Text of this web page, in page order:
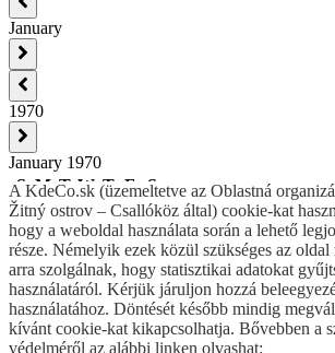
A KdeCo.sk (üzemeltetve az Oblastná
Žitný ostrov – Csallóköz által) cookie-kat
hogy a weboldal használata során a lehető
része. Némelyik ezek közül szükséges az oldal
arra szolgálnak, hogy statisztikai adatokat
használatáról. Kérjük járuljon hozzá
használatához. Döntését később mindig
kívánt cookie-kat kikapcsolhatja. Bővebben a
védelméről az alábbi linken olvashat:
January
1970
January 1970
S M T W T F
S
28 29 30 31 1 2
3
4
5 6 7 8 9
10
11 12 13 14 15 16 17
18 19 20 21 22 23 24
25 26 27 28 29 30 31
1
2 3 4 5 6 7